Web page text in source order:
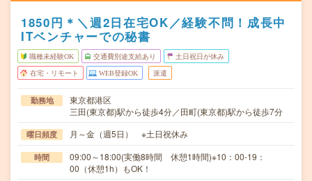
1850円＊＼週2日在宅OK／経験不問！成長中
ITベンチャーでの秘書
職種未経験OK 交通費別途支給あり 土日祝日が休み
在宅・リモート WEB登録OK 派遣
勤務地
東京都港区
三田(東京都)駅から徒歩4分／田町(東京都)駅から徒歩7分
曜日頻度 月～金（週5日） ※土日祝休み
時間
09:00～18:00(実働8時間 休憩1時間)※10：00‐19：
00（休憩1h）もOK！